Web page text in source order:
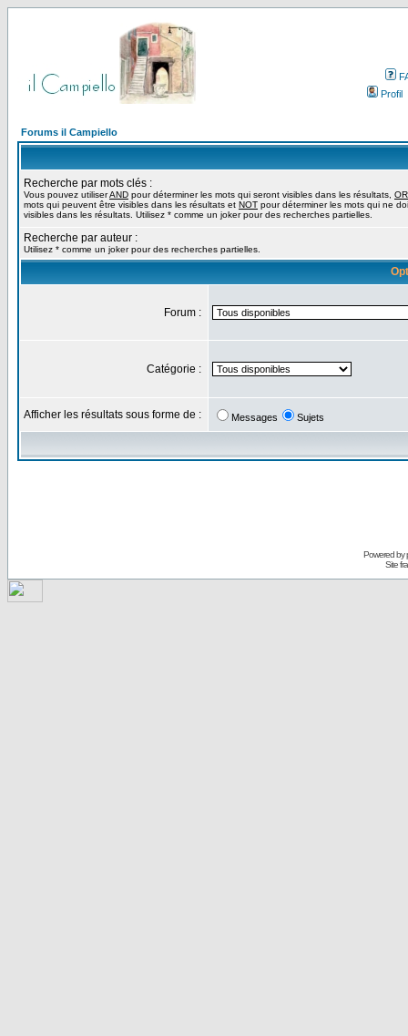
Profil
Forums il Campiello
Recherche par mots clés :
Vous pouvez utiliserAND pour déterminer les mots qui seront visibles dans les résultats, OR
mots qui peuvent être visibles dans les résultats et NOT pour déterminer les mots qui ne
visibles dans les résultats. Utilisez * comme un joker pour des recherches partielles.
Recherche par auteur :
Utilisez * comme un joker pour des recherches partielles.
Forum :
Catégorie :
Afficher les résultats sous forme de : Messages Sujets
Powered by
Site